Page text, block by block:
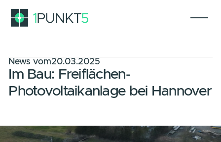
News vom 20.03.2025
Im Bau: Freiflächen-
Photovoltaikanlage bei